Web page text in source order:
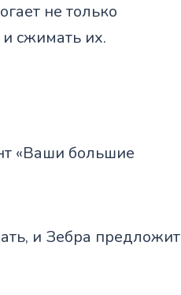
не только
сжимать их.
«Ваши большие
и Зебра предложит